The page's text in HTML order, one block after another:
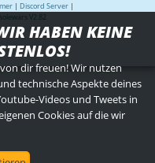
| Discord Server |
V2.82
HABEN KEINE
dir freuen! Wir nutzen
technische Aspekte deines
Videos und Tweets in
Cookies auf die wir